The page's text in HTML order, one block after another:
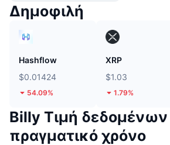
Δημοφιλή
Hashflow
$0.01424
54.09%
XRP
$1.03
1.79%
Billy Τιμή
πραγματικό χρόνο